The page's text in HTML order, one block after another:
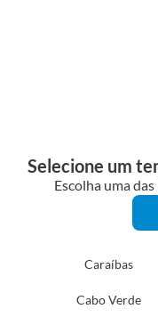
Selecione um
Escolha uma das
Caraíbas
Cabo Verde